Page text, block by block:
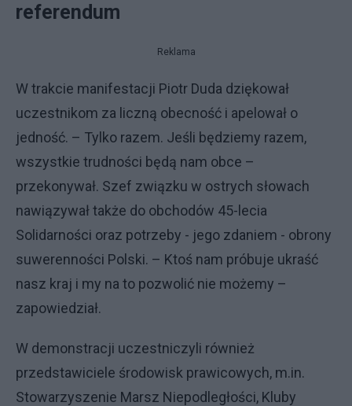
referendum
Reklama
W trakcie manifestacji Piotr Duda dziękował
uczestnikom za liczną obecność i apelował o
jedność. – Tylko razem. Jeśli będziemy razem,
wszystkie trudności będą nam obce –
przekonywał. Szef związku w ostrych słowach
nawiązywał także do obchodów 45-lecia
Solidarności oraz potrzeby - jego zdaniem - obrony
suwerenności Polski. – Ktoś nam próbuje ukraść
nasz kraj i my na to pozwolić nie możemy –
zapowiedział.
W demonstracji uczestniczyli również
przedstawiciele środowisk prawicowych, m.in.
Stowarzyszenie Marsz Niepodległości, Kluby